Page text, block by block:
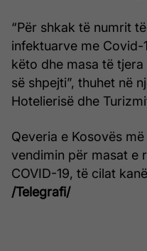
“Për shkak të numrit
infektuarve me Covid-
këto dhe masa të
së shpejti”, thuhet në
Hotelierisë dhe
Qeveria e Kosovës
vendimin për masat e
COVID-19, të cilat
/Telegrafi/